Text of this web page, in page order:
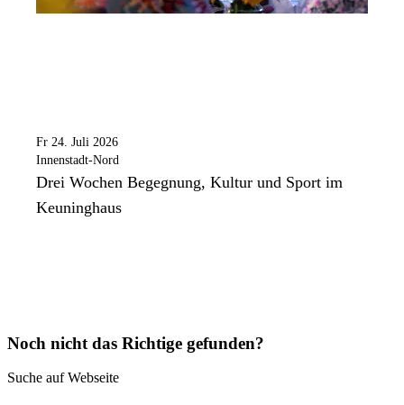
Fr 24. Juli 2026
Innenstadt-Nord
Drei Wochen Begegnung, Kultur und Sport im
Keuninghaus
Noch nicht das Richtige gefunden?
Suche auf Webseite